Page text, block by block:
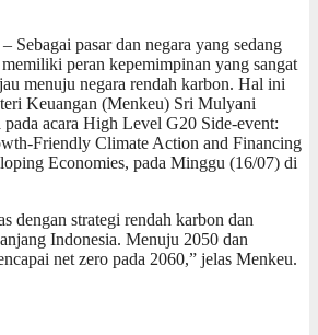
pasar dan negara yang sedang
peran kepemimpinan yang sangat
menuju negara rendah karbon. Hal ini
Keuangan (Menkeu) Sri Mulyani
acara High Level G20 Side-event:
Friendly Climate Action and Financing
Economies, pada Minggu (16/07) di
dengan strategi rendah karbon dan
Indonesia. Menuju 2050 dan
net zero pada 2060,” jelas Menkeu.